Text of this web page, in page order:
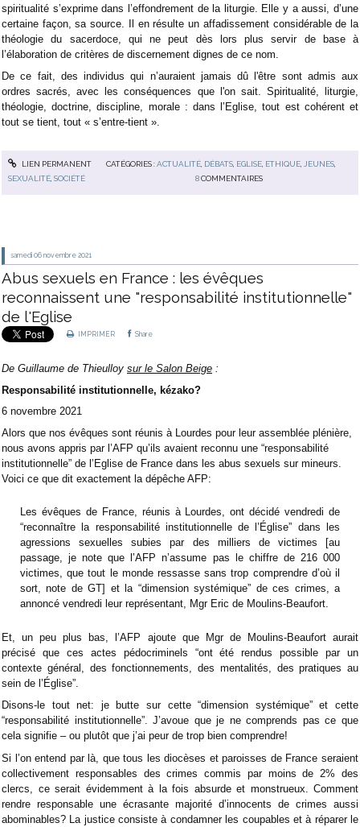
spiritualité s’exprime dans l’effondrement de la liturgie. Elle y a aussi, d’une
certaine façon, sa source. Il en résulte un affadissement considérable de la
théologie du sacerdoce, qui ne peut dès lors plus servir de base à
l’élaboration de critères de discernement dignes de ce nom.
De ce fait, des individus qui n’auraient jamais dû l'être sont admis aux
ordres sacrés, avec les conséquences que l'on sait. Spiritualité, liturgie,
théologie, doctrine, discipline, morale : dans l’Eglise, tout est cohérent et
tout se tient, tout « s’entre-tient ».
LIEN PERMANENT CATÉGORIES :ACTUALITÉ, DÉBATS, EGLISE, ETHIQUE, JEUNES,
SEXUALITÉ ,SOCIÉTÉ 8 COMMENTAIRES
samedi 06 novembre 2021
Abus sexuels en France : les évêques
reconnaissent une "responsabilité institutionnelle"
de l'Eglise
IMPRIMER Share
De Guillaume de Thieulloy sur le Salon Beige :
Responsabilité institutionnelle, kézako?
6 novembre 2021
Alors que nos évêques sont réunis à Lourdes pour leur assemblée plénière,
nous avons appris par l’AFP qu’ils avaient reconnu une “responsabilité
institutionnelle” de l’Eglise de France dans les abus sexuels sur mineurs.
Voici ce que dit exactement la dépêche AFP:
Les évêques de France, réunis à Lourdes, ont décidé vendredi de
“reconnaître la responsabilité institutionnelle de l’Église” dans les
agressions sexuelles subies par des milliers de victimes [au
passage, je note que l’AFP n’assume pas le chiffre de 216 000
victimes, que tout le monde ressasse sans trop comprendre d’où il
sort, note de GT] et la “dimension systémique” de ces crimes, a
annoncé vendredi leur représentant, Mgr Eric de Moulins-Beaufort.
Et, un peu plus bas, l’AFP ajoute que Mgr de Moulins-Beaufort aurait
précisé que ces actes pédocriminels “ont été rendus possible par un
contexte général, des fonctionnements, des mentalités, des pratiques au
sein de l’Église”.
Disons-le tout net: je butte sur cette “dimension systémique” et cette
“responsabilité institutionnelle”. J’avoue que je ne comprends pas ce que
cela signifie – ou plutôt que j’ai peur de trop bien comprendre!
Si l’on entend par là, que tous les diocèses et paroisses de France seraient
collectivement responsables des crimes commis par moins de 2% des
clercs, ce serait évidemment à la fois absurde et monstrueux. Comment
rendre responsable une écrasante majorité d’innocents de crimes aussi
abominables? La justice consiste à condamner les coupables et à réparer le